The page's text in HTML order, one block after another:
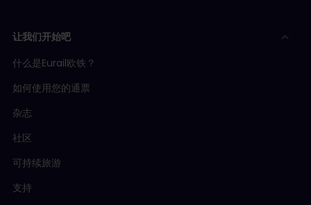
让我们开始吧
什么是Eurail欧铁？
如何使用您的通票
杂志
社区
可持续旅游
支持